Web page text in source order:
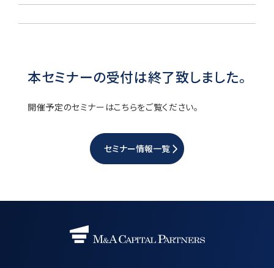
本セミナーの受付は終了致しました。
開催予定のセミナーはこちらをご覧ください。
セミナー情報一覧